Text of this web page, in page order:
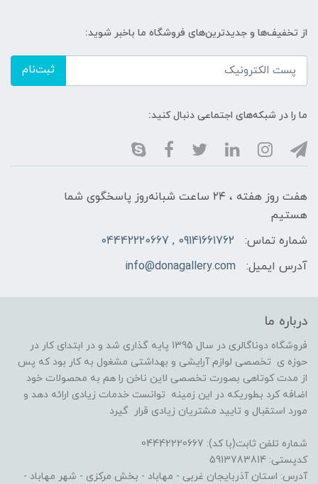
از تخفیف‌ها و جدیدترین‌های فروشگاه ما باخبر شوید:
ثبت‌نام
ما را در شبکه‌های اجتماعی دنبال کنید:
هفت روز هفته ، ۲۴ ساعت شبانه‌روز پاسخگوی شما
هستیم
شماره تماس:
09141661762 , 04442220667
آدرس ایمیل:
info@donagallery.com
درباره ما
فروشگاه دوناگالری در سال 1395 پایه گذاری شد و در ابتدای کار در
حوزه ی تخصصی لوازم آرایشی و بهداشتی مشغول به کار بود که پس
از مدت کوتاهی بصورت تخصصی لاین ناخن را هم به محصولات خود
اضافه کرد بطوریکه در این زمینه توانست خدمات زیادی ارائه دهد و
مورد استقبال و تایید مشتریان زیادی قرار گیرد
شماره تلفن ثابت(با کد): 04442220667
کدپستی: 5913783814
آدرس: استان آذربایجان غربی - مهاباد - بخش مرکزی - شهر مهاباد -